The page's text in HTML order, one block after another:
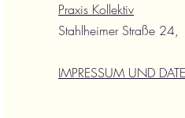
Praxis Kollektiv
Stahlheimer Straße
IMPRESSUM UND